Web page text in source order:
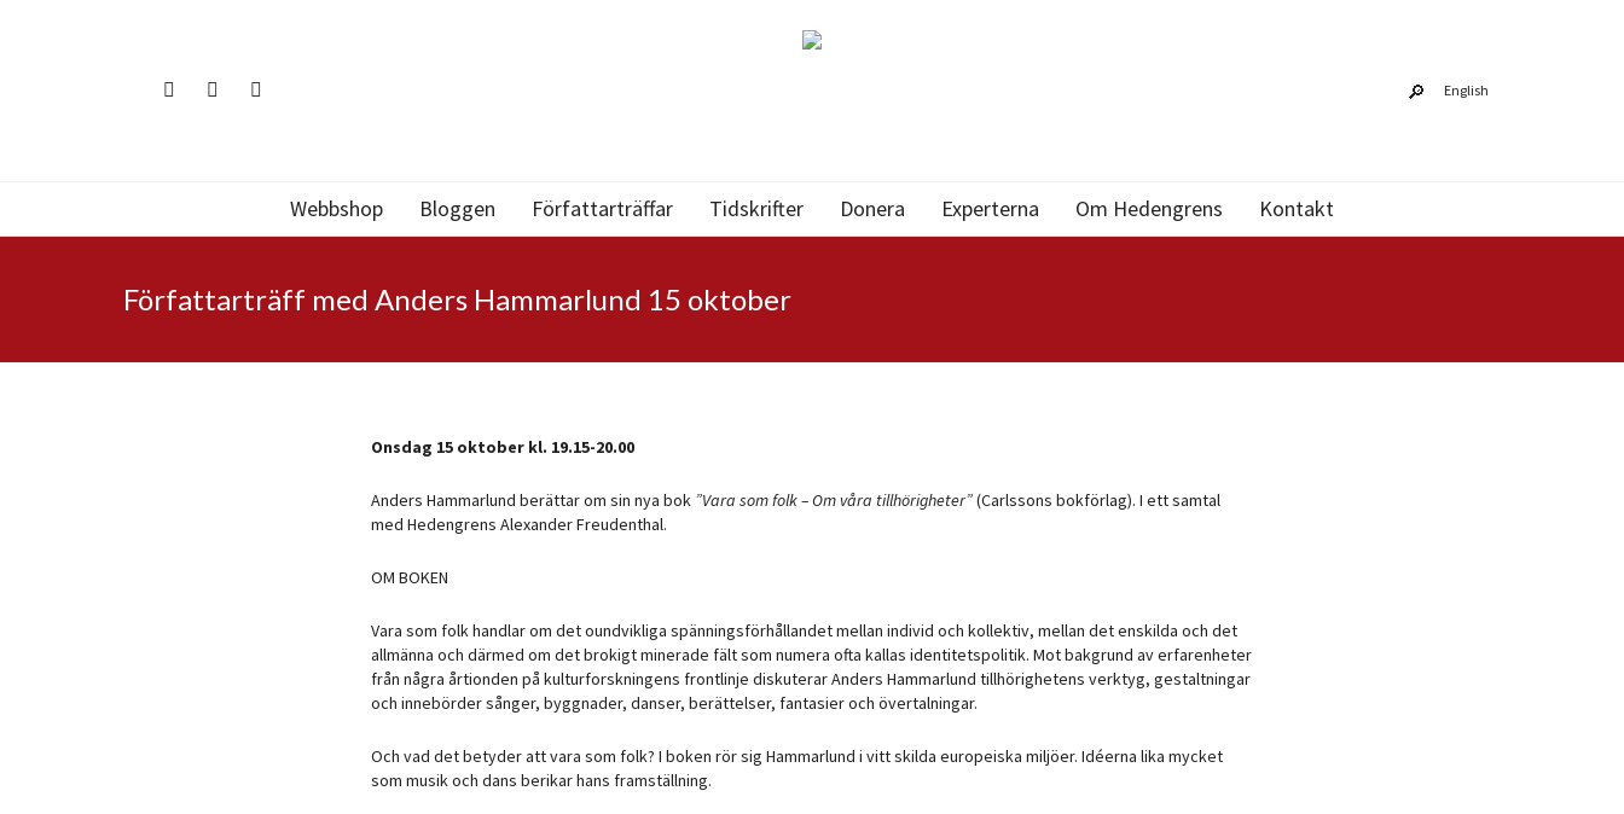
English
Webbshop Bloggen Författarträffar Tidskrifter Donera Experterna Om Hedengrens Kontakt
Författarträff med Anders Hammarlund 15 oktober
Onsdag 15 oktober kl. 19.15-20.00
Anders Hammarlund berättar om sin nya bok ”Vara som folk – Om våra tillhörigheter”(Carlssons bokförlag). I ett samtal
med Hedengrens Alexander Freudenthal.
OM BOKEN
Vara som folk handlar om det oundvikliga spänningsförhållandet mellan individ och kollektiv, mellan det enskilda och det
allmänna och därmed om det brokigt minerade fält som numera ofta kallas identitetspolitik. Mot bakgrund av erfarenheter
från några årtionden på kulturforskningens frontlinje diskuterar Anders Hammarlund tillhörighetens verktyg, gestaltningar
och innebörder sånger, byggnader, danser, berättelser, fantasier och övertalningar.
Och vad det betyder att vara som folk? I boken rör sig Hammarlund i vitt skilda europeiska miljöer. Idéerna lika mycket
som musik och dans berikar hans framställning.